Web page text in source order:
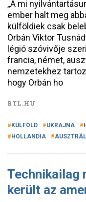
„A mi
ember halt meg
külföldiek csak
Orbán Viktor
légió szóvivője
francia, német,
nemzetekhez
hogy Orbán ho
RTL.HU
KÜLFÖLD UKRAJNA
HOLLANDIA
Technikailag
került az